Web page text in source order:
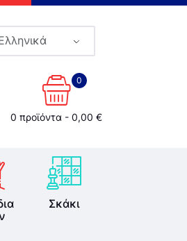
0 προϊόντα - 0,00 €
0
Σκάκι